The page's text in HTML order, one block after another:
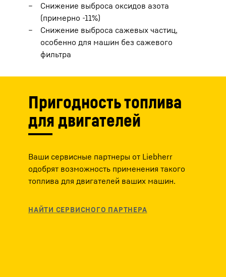
Снижение выброса оксидов азота
(примерно -11%)
Снижение выброса сажевых частиц,
особенно для машин без сажевого
фильтра
Пригодность топлива
для двигателей
Ваши сервисные партнеры от Liebherr
одобрят возможность применения такого
топлива для двигателей ваших машин.